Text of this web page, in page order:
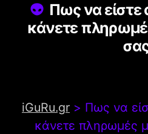
Πως να είστε
κάνετε
iGuRu.gr > Πως να
κάνετε πληρωμές